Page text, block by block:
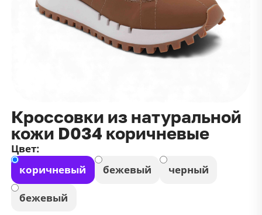
Кроссовки из натуральной
кожи D034 коричневые
Цвет:
коричневый
бежевый черный
бежевый
данных
публичной оффертой
Зарегистрироваться
42